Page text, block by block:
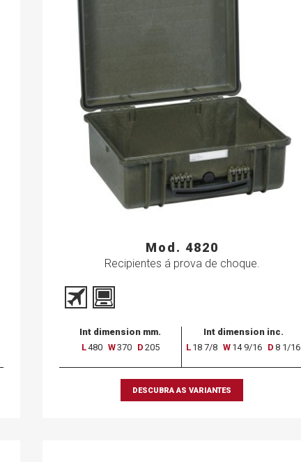
Mod. 4820
Recipientes á prova de choque.
Int dimension mm.
L480 W370 D 205
Int dimension inc.
L 18 7/8 W 14 9/16 D 8 1/16
DESCUBRA AS VARIANTES